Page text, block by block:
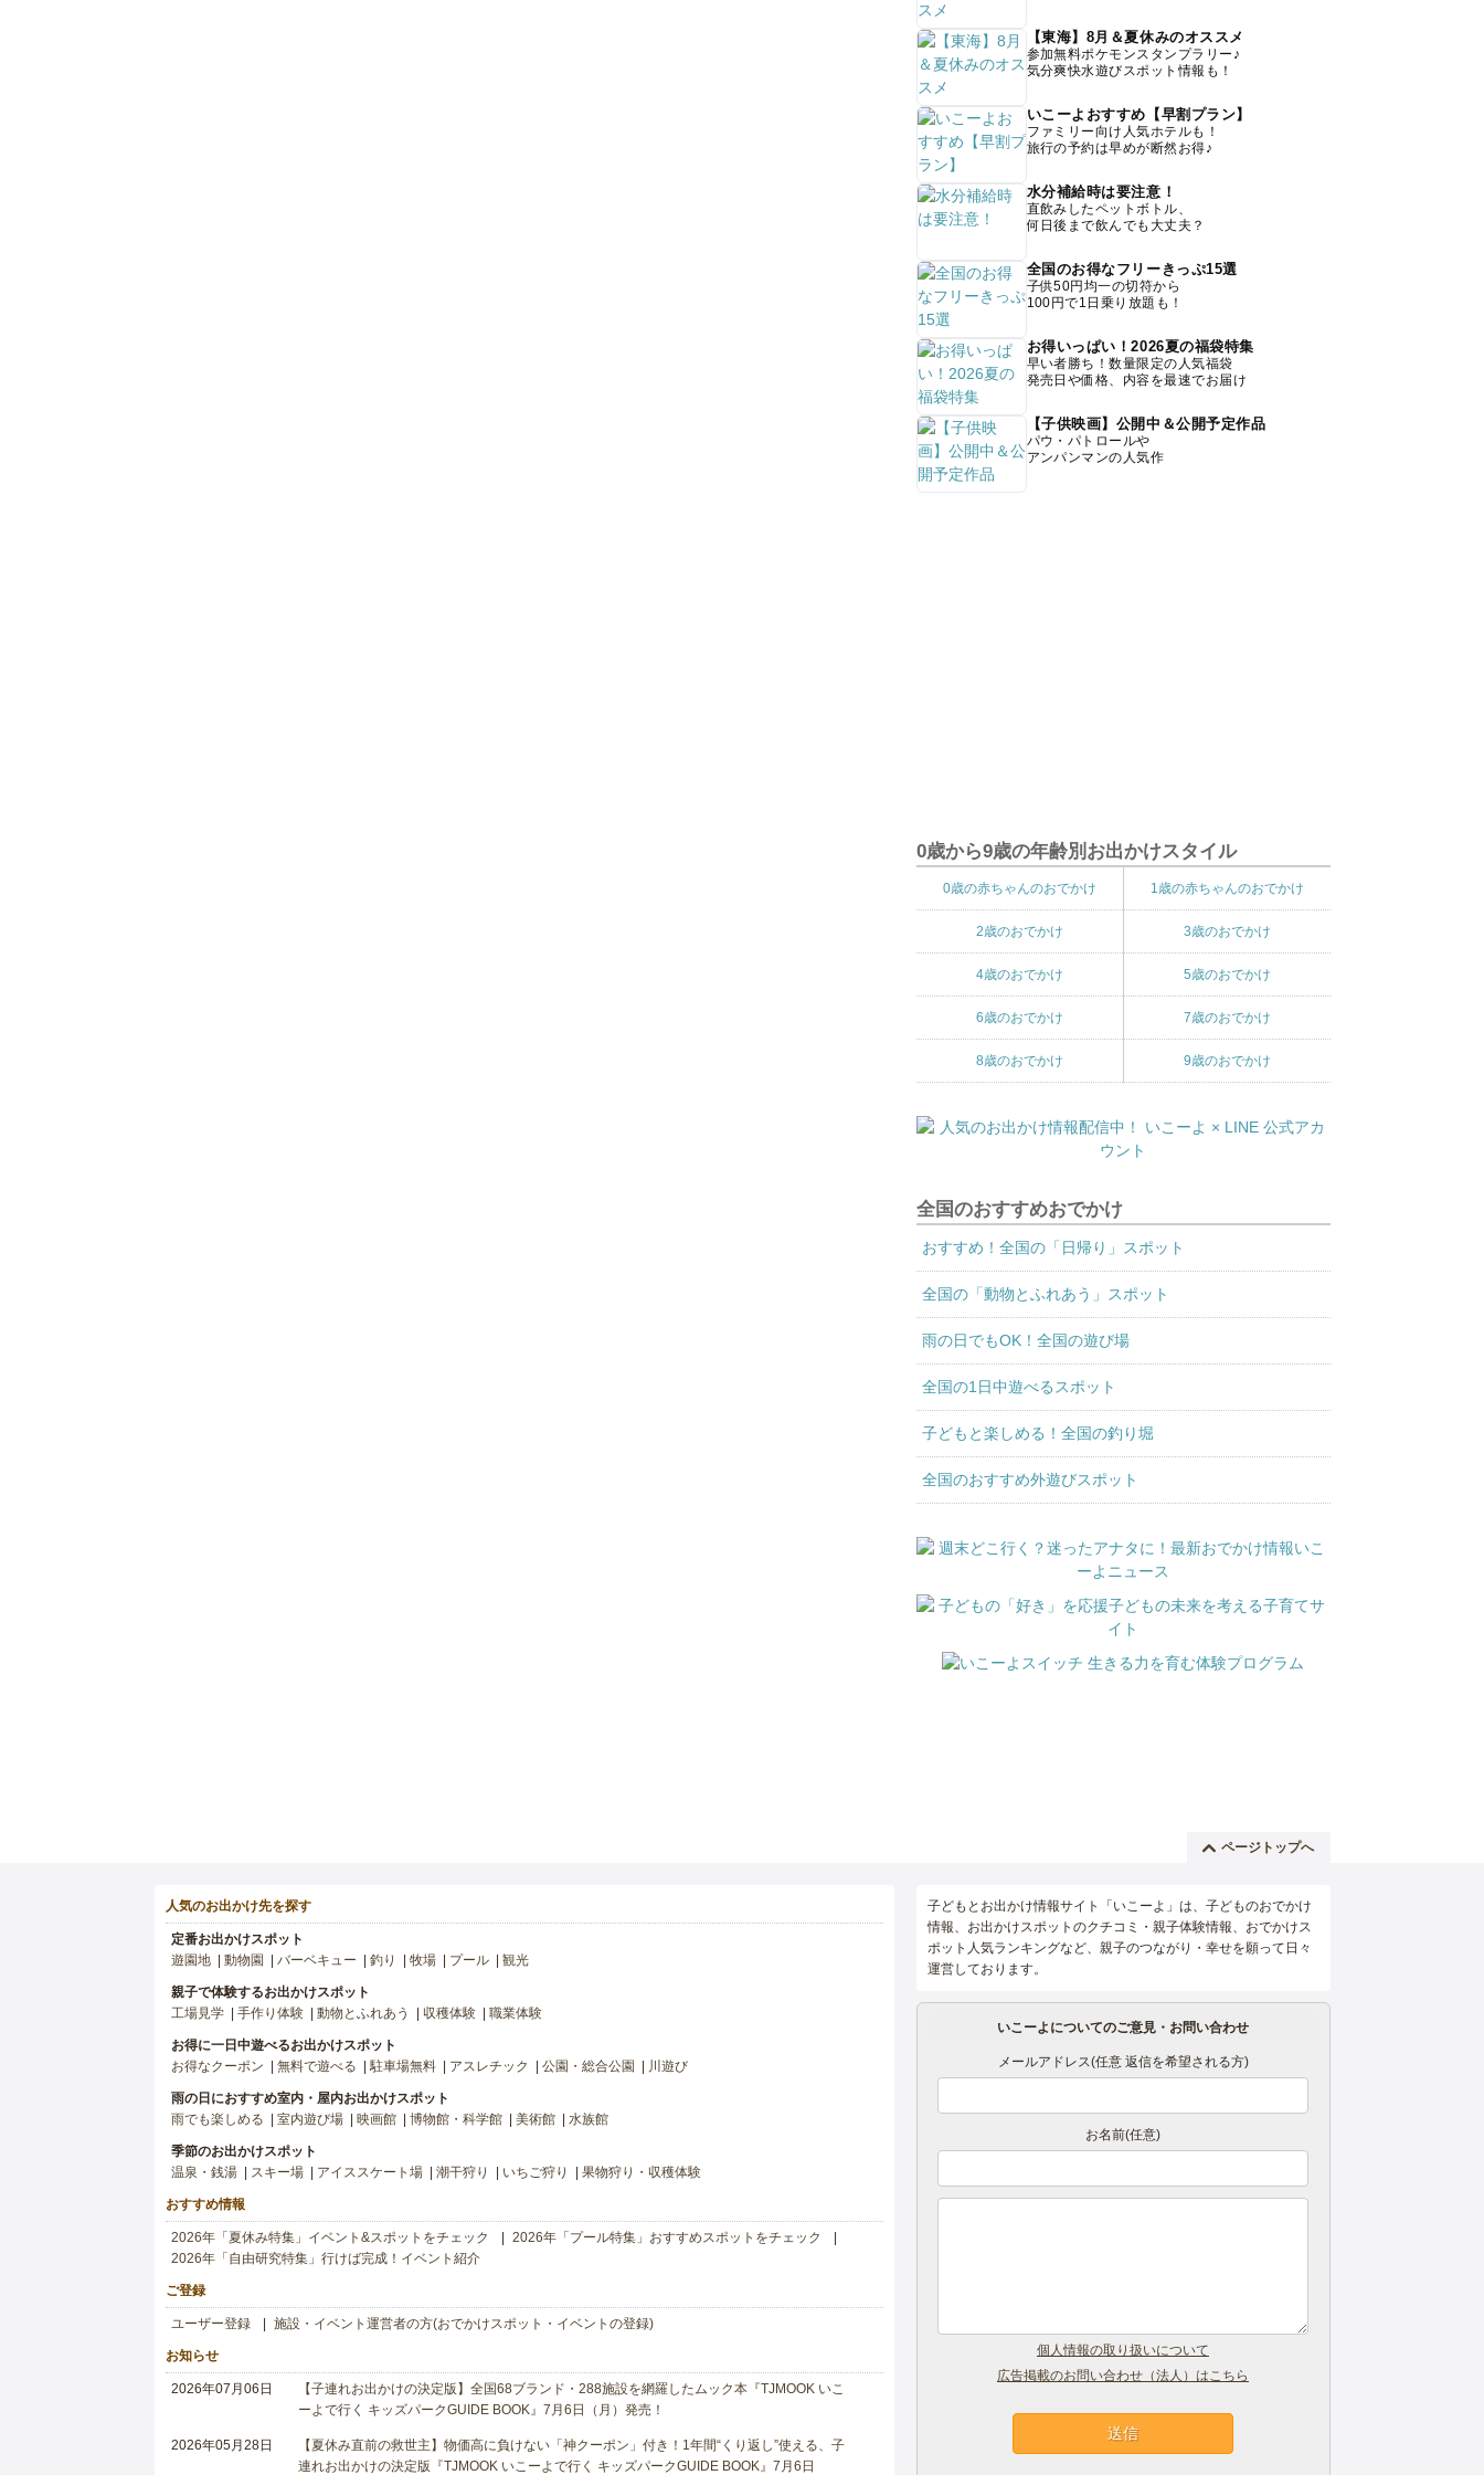
【東海】8月＆夏休みのオススメ
参加無料ポケモンスタンプラリー♪
気分爽快水遊びスポット情報も！
いこーよおすすめ【早割プラン】
ファミリー向け人気ホテルも！
旅行の予約は早めが断然お得♪
水分補給時は要注意！
直飲みしたペットボトル、
何日後まで飲んでも大丈夫？
全国のお得なフリーきっぷ15選
子供50円均一の切符から
100円で1日乗り放題も！
お得いっぱい！2026夏の福袋特集
早い者勝ち！数量限定の人気福袋
発売日や価格、内容を最速でお届け
【子供映画】公開中＆公開予定作品
パウ・パトロールや
アンパンマンの人気作
0歳から9歳の年齢別お出かけスタイル
0歳の赤ちゃんのおでかけ 1歳の赤ちゃんのおでかけ
2歳のおでかけ 3歳のおでかけ
4歳のおでかけ 5歳のおでかけ
6歳のおでかけ 7歳のおでかけ
8歳のおでかけ 9歳のおでかけ
全国のおすすめおでかけ
おすすめ！全国の「日帰り」スポット
全国の「動物とふれあう」スポット
雨の日でもOK！全国の遊び場
全国の1日中遊べるスポット
子どもと楽しめる！全国の釣り堀
全国のおすすめ外遊びスポット
ページトップへ
人気のお出かけ先を探す
定番お出かけスポット
遊園地
動物園 バーベキュー 釣り 牧場 プール 観光
親子で体験するお出かけスポット
工場見学
手作り体験 動物とふれあう 収穫体験 職業体験
お得に一日中遊べるお出かけスポット
お得なクーポン
無料で遊べる 駐車場無料 アスレチック 公園・総合公園 川遊び
雨の日におすすめ室内・屋内お出かけスポット
雨でも楽しめる
室内遊び場 映画館 博物館・科学館 美術館 水族館
季節のお出かけスポット
温泉・銭湯
スキー場 アイススケート場 潮干狩り いちご狩り 果物狩り・収穫体験
おすすめ情報
2026年「夏休み特集」イベント&スポットをチェック
2026年「プール特集」おすすめスポットをチェック
2026年「自由研究特集」行けば完成！イベント紹介
ご登録
ユーザー登録 施設・イベント運営者の方(おでかけスポット・イベントの登録)
お知らせ
2026年07月06日
【子連れお出かけの決定版】全国68ブランド・288施設を網羅したムック本『TJMOOK いこ
ーよで行く キッズパークGUIDE BOOK』7月6日（月）発売！
2026年05月28日
【夏休み直前の救世主】物価高に負けない「神クーポン」付き！1年間“くり返し”使える、子
連れお出かけの決定版『TJMOOK いこーよで行く キッズパークGUIDE BOOK』7月6日
子どもとお出かけ情報サイト「いこーよ」は、子どものおでかけ
情報、お出かけスポットのクチコミ・親子体験情報、おでかけス
ポット人気ランキングなど、親子のつながり・幸せを願って日々
運営しております。
いこーよについてのご意見・お問い合わせ
メールアドレス(任意 返信を希望される方)
お名前(任意)
個人情報の取り扱いについて
広告掲載のお問い合わせ（法人）はこちら